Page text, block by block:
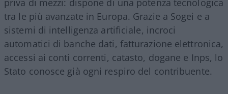
tra le più avanzate in Europa. Grazie a Sogei e a
sistemi di intelligenza artificiale, incroci
automatici di banche dati, fatturazione elettronica,
accessi ai conti correnti, catasto, dogane e Inps, lo
Stato conosce già ogni respiro del contribuente.